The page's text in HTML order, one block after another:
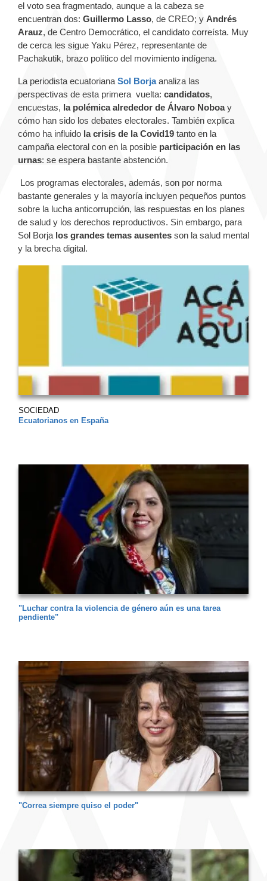
el voto sea fragmentado, aunque a la cabeza se
encuentran dos: Guillermo Lasso, de CREO; y Andrés
Arauz, de Centro Democrático, el candidato correísta. Muy
de cerca les sigue Yaku Pérez, representante de
Pachakutik, brazo político del movimiento indígena.
La periodista ecuatoriana Sol Borjaanaliza las
perspectivas de esta primera vuelta: candidatos,
encuestas, la polémica alrededor de Álvaro Noboay
cómo han sido los debates electorales. También explica
cómo ha influido la crisis de la Covid19 tanto en la
campaña electoral con en la posible participación en las
urnas: se espera bastante abstención.
Los programas electorales, además, son por norma
bastante generales y la mayoría incluyen pequeños puntos
sobre la lucha anticorrupción, las respuestas en los planes
de salud y los derechos reproductivos. Sin embargo, para
Sol Borja los grandes temas ausentes son la salud mental
y la brecha digital.
SOCIEDAD
Ecuatorianos en España
"Luchar contra la violencia de género aún es una tarea
pendiente"
"Correa siempre quiso el poder"